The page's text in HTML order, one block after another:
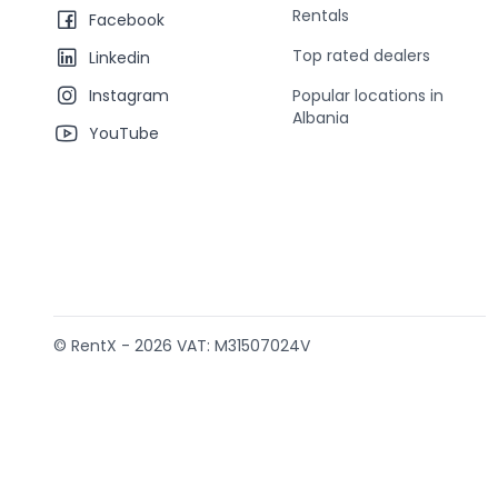
RentX home – car rentals in Albania
Facebook
Linkedin
Instagram
YouTube
Rentals
Top rated dealers
Popular locations in
Albania
© RentX - 2026 VAT: M31507024V